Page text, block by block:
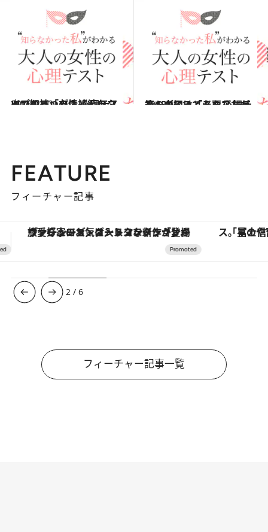
2015.2.22
いつも持つのはどんなタイプのバッグ？ 心理テストで知る「友情持続のコツ」
占い 2015.1.31
箱の中にはどんなプレゼントが入ってる？ 心理テストで知る「必要な友だち」
占い
FEATURE
フィーチャー記事
「星のや富士」でデジタルデトックス。冨士信仰の歴史を辿り、心身を調える。 【銀座で出合う最旬美容】美髪ケアや上質
3 /6
フィーチャー記事一覧